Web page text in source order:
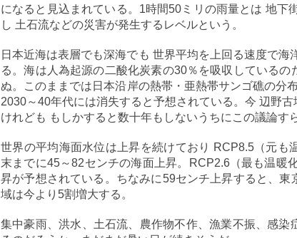
になると見込まれている。1時間50ミリの雨量とは 地下
し 土石流などの災害が発生するレベルという。
日本近海は表層でも深海でも 世界平均を上回る速度で
る。海は人為起源の二酸化炭素の30％を吸収している
ぬ。このままでは日本沿岸の熱帯・亜熱帯サンゴ礁の分
2030～40年代には消失すると予想されている。今 辺野
けれども もしかすると数十年もしないうちにこの議論す
世界の平均海面水位は上昇を続けており RCP8.5（元も
末までに45～82センチの海面上昇。RCP2.6（最も温暖
昇が予想されている。ちなみに59センチ上昇すると、
域は今より5割増大する。
集中豪雨、洪水、土石流、農作物不作、漁業不振、感